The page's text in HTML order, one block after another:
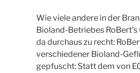
Wie viele andere in der
Bioland-Betriebes
da durchaus zu recht:
verschiedener Bioland-
gepfuscht: Statt dem von